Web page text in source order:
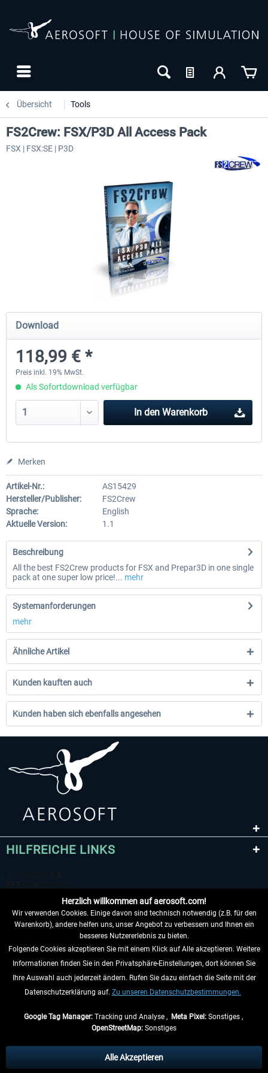
Übersicht Tools
Ultimate Traffic Live
48,94 € *
FS Global Real
FS2Crew: FSX/P3D All Access Pack
FSX | FSX:SE | P3D
Download
118,99 € *
Preis inkl. 19% MwSt.
Als Sofortdownload verfügbar
In den Warenkorb
Merken
Artikel-Nr.:
AS15429
Hersteller/Publisher:
FS2Crew
Sprache:
English
Aktuelle Version:
1.1
Beschreibung
All the best FS2Crew products for FSX and Prepar3D in one single
pack at one super low price!... mehr
Systemanforderungen
mehr
Ähnliche Artikel
Kunden kauften auch
Kunden haben sich ebenfalls angesehen
HILFREICHE LINKS
VERTRAG WIDERRUFEN
INFORMATIONEN
anders beschrieben.
** Gilt für Lieferungen innerhalb Deutschlands, Lieferzeiten für andere Länder
Herzlich willkommen auf aerosoft.com!
Wir verwenden Cookies. Einige davon sind technisch notwendig (z.B. für den
Warenkorb), andere helfen uns, unser Angebot zu verbessern und Ihnen ein
besseres Nutzererlebnis zu bieten.
Folgende Cookies akzeptieren Sie mit einem Klick auf Alle akzeptieren. Weitere
Informationen finden Sie in den Privatsphäre-Einstellungen, dort können Sie
Ihre Auswahl auch jederzeit ändern. Rufen Sie dazu einfach die Seite mit der
Datenschutzerklärung auf. Zu unseren Datenschutzbestimmungen.
Google Tag Manager:Tracking und Analyse , Meta Pixel:Sonstiges ,
OpenStreetMap: Sonstiges
Alle Akzeptieren